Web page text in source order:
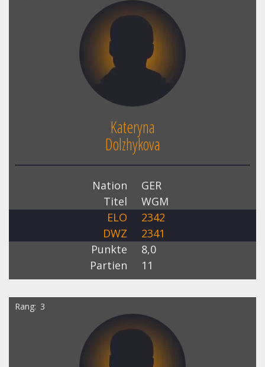
Kateryna
Dolzhykova
Nation
GER
Titel
WGM
ELO
2342
DWZ
2341
Punkte
8,0
Partien
11
Rang 3